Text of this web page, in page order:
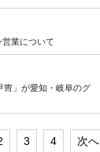
業について
冑」が愛知・岐阜のグ
3 4 次へ